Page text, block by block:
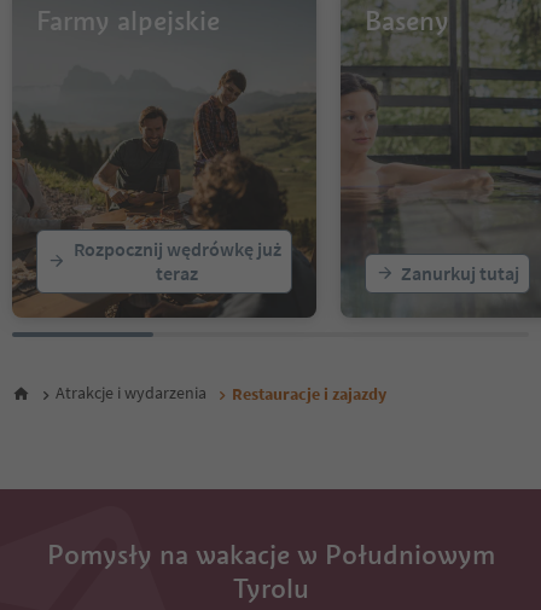
17
18
19
21
22
23
24
25
26
Farmy alpejskie
Rozpocznij wędrówkę już
teraz
Baseny
Zanurkuj tutaj
Atrakcje i wydarzenia Restauracje i zajazdy
Pomysły na wakacje w Południowym
Tyrolu